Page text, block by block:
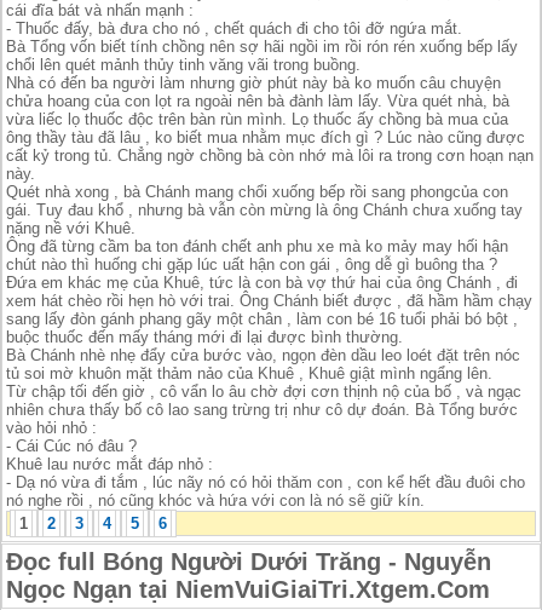
cái đĩa bát và nhấn mạnh :
- Thuốc đấy, bà đưa cho nó , chết quách đi cho tôi đỡ ngứa mắt.
Bà Tổng vốn biết tính chồng nên sợ hãi ngồi im rồi rón rén xuống bếp lấy
chổi lên quét mảnh thủy tinh văng vãi trong buồng.
Nhà có đến ba người làm nhưng giờ phút này bà ko muốn câu chuyện
chửa hoang của con lọt ra ngoài nên bà đành làm lấy. Vừa quét nhà, bà
vừa liếc lọ thuốc độc trên bàn rùn mình. Lọ thuốc ấy chồng bà mua của
ông thầy tàu đã lâu , ko biết mua nhằm mục đích gì ? Lúc nào cũng được
cất kỷ trong tủ. Chẳng ngờ chồng bà còn nhớ mà lôi ra trong cơn hoạn nạn
này.
Quét nhà xong , bà Chánh mang chổi xuống bếp rồi sang phongcủa con
gái. Tuy đau khổ , nhưng bà vẫn còn mừng là ông Chánh chưa xuống tay
nặng nề với Khuê.
Ông đã từng cầm ba ton đánh chết anh phu xe mà ko mảy may hối hận
chút nào thì huống chi gặp lúc uất hận con gái , ông dễ gì buông tha ?
Đứa em khác mẹ của Khuê, tức là con bà vợ thứ hai của ông Chánh , đi
xem hát chèo rồi hẹn hò với trai. Ông Chánh biết được , đã hầm hầm chạy
sang lấy đòn gánh phang gãy một chân , làm con bé 16 tuổi phải bó bột ,
buộc thuốc đến mấy tháng mới đi lại được bình thường.
Bà Chánh nhè nhẹ đẩy cửa bước vào, ngọn đèn dầu leo loét đặt trên nóc
tủ soi mờ khuôn mặt thảm nảo của Khuê , Khuê giật mình ngẩng lên.
Từ chập tối đến giờ , cô vẩn lo âu chờ đợi cơn thịnh nộ của bố , và ngạc
nhiên chưa thấy bố cô lao sang trừng trị như cô dự đoán. Bà Tổng bước
vào hỏi nhỏ :
- Cái Cúc nó đâu ?
Khuê lau nước mắt đáp nhỏ :
- Dạ nó vừa đi tắm , lúc nãy nó có hỏi thăm con , con kể hết đầu đuôi cho
nó nghe rồi , nó cũng khóc và hứa với con là nó sẽ giữ kín.
1
2 3 4 5 6
Đọc full Bóng Người Dưới Trăng - Nguyễn
Ngọc Ngạn tại NiemVuiGiaiTri.Xtgem.Com